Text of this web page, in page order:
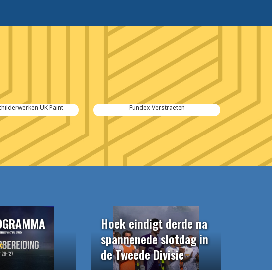
UK Paint Fundex-Verstraeten Witte-
Hoek eindigt derde na
spannenede slotdag in
de Tweede Divisie